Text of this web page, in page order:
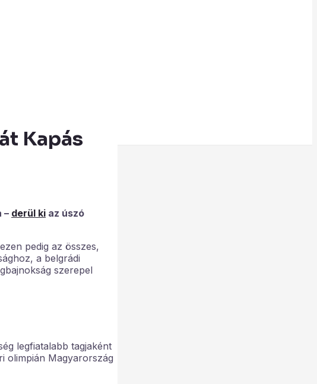
Kapás
– derül ki az úszó
pedig az összes,
a belgrádi
szerepel
legfiatalabb tagjaként
olimpián Magyarország